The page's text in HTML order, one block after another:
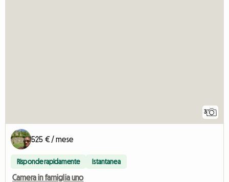
3
525 € / mese
Risponde rapidamente Istantanea
Camera in famiglia uno